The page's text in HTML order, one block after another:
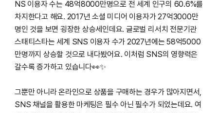
NS 이용자 수는 48억8000만명으로 전 세계 인구의 60.6%를
차지한다고 해요. 2017년 소셜 미디어 이용자가 27억3000만
명인 것을 보면 굉장한 상승세인데요. 글로벌 리서치 전문기관
스태티스타는 세계 SNS 이용자 수가 2027년에는 58억5000
만명까지 상승할 것으로 내다봤어요. 이처럼 SNS의 영향력은
갈수록 증가하고 있습니다👀✨
그뿐만 아니라 온라인으로 상품을 구매하는 경우가 많아지면서,
SNS 채널을 활용한 마케팅은 필수 아닌 필수가 되었는데요. 여